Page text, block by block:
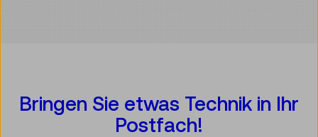
Bringen Sie etwas Technik in Ihr
Postfach!